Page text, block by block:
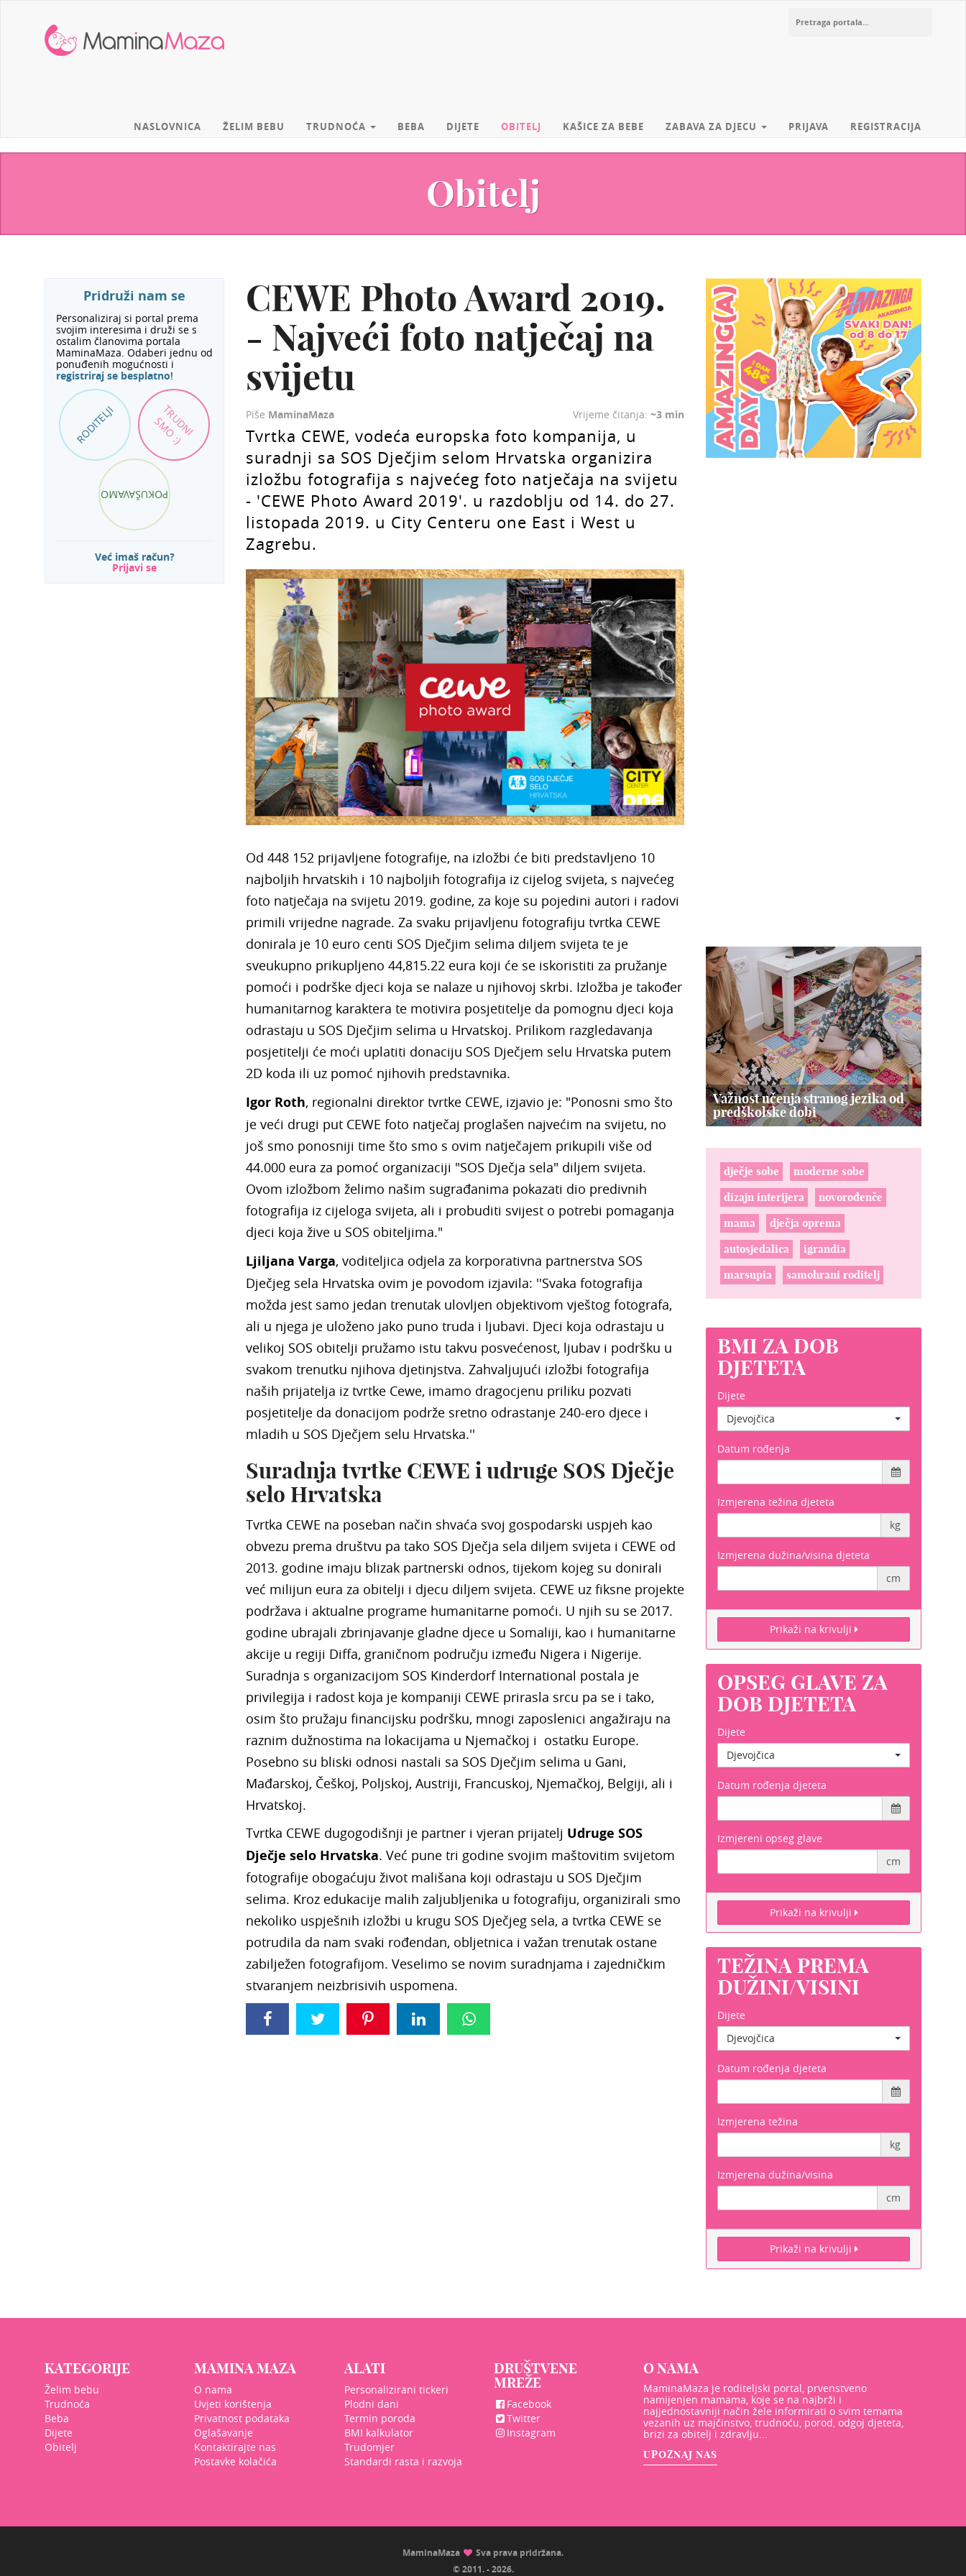
MaminaMaza
NASLOVNICA ŽELIM BEBU TRUDNOĆA BEBA DIJETE OBITELJ KAŠICE ZA BEBE ZABAVA ZA DJECU PRIJAVA REGISTRACIJA
Obitelj
Pridruži nam se
Personaliziraj si portal prema
svojim interesima i druži se s
ostalim članovima portala
MaminaMaza. Odaberi jednu od
ponuđenih mogućnosti i
registriraj se besplatno!
RODITELJI TRUDNI
SMO :)
POKUŠAVAMO
Već imaš račun?
Prijavi se
CEWE Photo Award 2019.
- Najveći foto natječaj na
svijetu
Piše MaminaMaza Vrijeme čitanja: ~3 min
Tvrtka CEWE, vodeća europska foto kompanija, u
suradnji sa SOS Dječjim selom Hrvatska organizira
izložbu fotografija s najvećeg foto natječaja na svijetu
- 'CEWE Photo Award 2019'. u razdoblju od 14. do 27.
listopada 2019. u City Centeru one East i West u
Zagrebu.
Od 448 152 prijavljene fotografije, na izložbi će biti predstavljeno 10
najboljih hrvatskih i 10 najboljih fotografija iz cijelog svijeta, s najvećeg
foto natječaja na svijetu 2019. godine, za koje su pojedini autori i radovi
primili vrijedne nagrade. Za svaku prijavljenu fotografiju tvrtka CEWE
donirala je 10 euro centi SOS Dječjim selima diljem svijeta te je
sveukupno prikupljeno 44,815.22 eura koji će se iskoristiti za pružanje
pomoći i podrške djeci koja se nalaze u njihovoj skrbi. Izložba je također
humanitarnog karaktera te motivira posjetitelje da pomognu djeci koja
odrastaju u SOS Dječjim selima u Hrvatskoj. Prilikom razgledavanja
posjetitelji će moći uplatiti donaciju SOS Dječjem selu Hrvatska putem
2D koda ili uz pomoć njihovih predstavnika.
Igor Roth, regionalni direktor tvrtke CEWE, izjavio je: "Ponosni smo što
je veći drugi put CEWE foto natječaj proglašen najvećim na svijetu, no
još smo ponosniji time što smo s ovim natječajem prikupili više od
44.000 eura za pomoć organizaciji "SOS Dječja sela" diljem svijeta.
Ovom izložbom želimo našim sugrađanima pokazati dio predivnih
fotografija iz cijeloga svijeta, ali i probuditi svijest o potrebi pomaganja
djeci koja žive u SOS obiteljima."
Ljiljana Varga, voditeljica odjela za korporativna partnerstva SOS
Dječjeg sela Hrvatska ovim je povodom izjavila: ''Svaka fotografija
možda jest samo jedan trenutak ulovljen objektivom vještog fotografa,
ali u njega je uloženo jako puno truda i ljubavi. Djeci koja odrastaju u
velikoj SOS obitelji pružamo istu takvu posvećenost, ljubav i podršku u
svakom trenutku njihova djetinjstva. Zahvaljujući izložbi fotografija
naših prijatelja iz tvrtke Cewe, imamo dragocjenu priliku pozvati
posjetitelje da donacijom podrže sretno odrastanje 240-ero djece i
mladih u SOS Dječjem selu Hrvatska.''
Suradnja tvrtke CEWE i udruge SOS Dječje
selo Hrvatska
Tvrtka CEWE na poseban način shvaća svoj gospodarski uspjeh kao
obvezu prema društvu pa tako SOS Dječja sela diljem svijeta i CEWE od
2013. godine imaju blizak partnerski odnos, tijekom kojeg su donirali
već milijun eura za obitelji i djecu diljem svijeta. CEWE uz fiksne projekte
podržava i aktualne programe humanitarne pomoći. U njih su se 2017.
godine ubrajali zbrinjavanje gladne djece u Somaliji, kao i humanitarne
akcije u regiji Diffa, graničnom području između Nigera i Nigerije.
Suradnja s organizacijom SOS Kinderdorf International postala je
privilegija i radost koja je kompaniji CEWE prirasla srcu pa se i tako,
osim što pružaju financijsku podršku, mnogi zaposlenici angažiraju na
raznim dužnostima na lokacijama u Njemačkoj i ostatku Europe.
Posebno su bliski odnosi nastali sa SOS Dječjim selima u Gani,
Mađarskoj, Češkoj, Poljskoj, Austriji, Francuskoj, Njemačkoj, Belgiji, ali i
Hrvatskoj.
Tvrtka CEWE dugogodišnji je partner i vjeran prijatelj Udruge SOS
Dječje selo Hrvatska. Već pune tri godine svojim maštovitim svijetom
fotografije obogaćuju život mališana koji odrastaju u SOS Dječjim
selima. Kroz edukacije malih zaljubljenika u fotografiju, organizirali smo
nekoliko uspješnih izložbi u krugu SOS Dječjeg sela, a tvrtka CEWE se
potrudila da nam svaki rođendan, obljetnica i važan trenutak ostane
zabilježen fotografijom. Veselimo se novim suradnjama i zajedničkim
stvaranjem neizbrisivih uspomena.
Važnost učenja stranog jezika od
predškolske dobi
dječje sobe
moderne sobe
dizajn interijera
novorođenče
mama
dječja oprema
autosjedalica
igrandia
marsupia
samohrani roditelj
BMI ZA DOB
DJETETA
Dijete
Djevojčica
Datum rođenja
Izmjerena težina djeteta
kg
Izmjerena dužina/visina djeteta
cm
Prikaži na krivulji
OPSEG GLAVE ZA
DOB DJETETA
Dijete
Djevojčica
Datum rođenja djeteta
Izmjereni opseg glave
cm
Prikaži na krivulji
TEŽINA PREMA
DUŽINI/VISINI
Dijete
Djevojčica
Datum rođenja djeteta
Izmjerena težina
kg
Izmjerena dužina/visina
cm
Prikaži na krivulji
KATEGORIJE
Želim bebu
Trudnoća
Beba
Dijete
Obitelj
MAMINA MAZA
O nama
Uvjeti korištenja
Privatnost podataka
Oglašavanje
Kontaktirajte nas
Postavke kolačića
ALATI
Personalizirani tickeri
Plodni dani
Termin poroda
BMI kalkulator
Trudomjer
Standardi rasta i razvoja
DRUŠTVENE
MREŽE
Facebook
Twitter
Instagram
O NAMA
MaminaMaza je roditeljski portal, prvenstveno
namijenjen mamama, koje se na najbrži i
najjednostavniji način žele informirati o svim temama
vezanih uz majčinstvo, trudnoću, porod, odgoj djeteta,
brizi za obitelj i zdravlju...
UPOZNAJ NAS
MaminaMaza
Sva prava pridržana.
© 2011. - 2026.